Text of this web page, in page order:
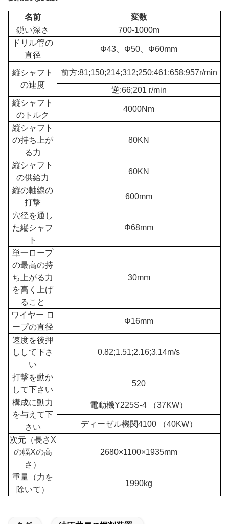
名前
変数
鋭い深さ
700-1000m
ドリル管の
直径
Φ43、Φ50、Φ60mm
縦シャフト
の速度
前方:81;150;214;312;250;461;658;957r/min
逆:66;201 r/min
縦シャフト
のトルク
4000Nm
縦シャフト
の持ち上が
る力
80KN
縦シャフト
の供給力
60KN
縦の軸線の
打撃
600mm
穴径を通し
た縦シャフ
ト
Φ68mm
単一ロープ
の最高の持
ち上がる力
を高く上げ
ること
30mm
ワイヤー ロ
ープの直径
Φ16mm
速度を後押
しして下さ
い
0.82;1.51;2.16;3.14m/s
打撃を動か
して下さい
520
構成に動力
を与えて下
さい
電動機Y225S-4 （37KW）
ディーゼル機関4100 （40KW）
次元（長さX
の幅Xの高
さ）
2680×1100×1935mm
重量（力を
除いて）
1990kg